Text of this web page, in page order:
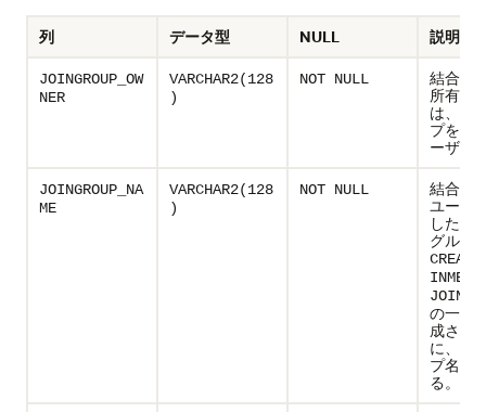
列 データ型 NULL 説明
JOINGROUP_OW
NER
VARCHAR2(128
)
NOT NULL
結合グ
所有者
は、結
プを作
ーザー
JOINGROUP_NA
ME
VARCHAR2(128
)
NOT NULL
結合グ
ユーザ
した名
グルー
CREATE
JOIN
の一部
成され
に、結
プ名を
る。